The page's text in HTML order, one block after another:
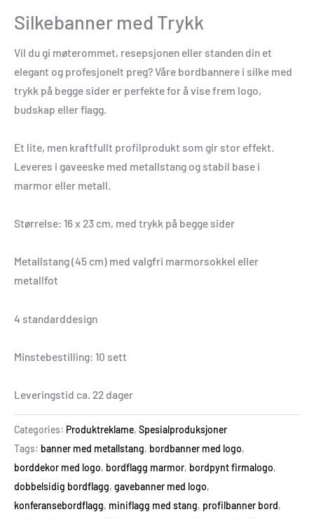
Silkebanner med Trykk
Vil du gi møterommet, resepsjonen eller standen din et
elegant og profesjonelt preg? Våre bordbannere i silke med
trykk på begge sider er perfekte for å vise frem logo,
budskap eller flagg.
Et lite, men kraftfullt profilprodukt som gir stor effekt.
Leveres i gaveeske med metallstang og stabil base i
marmor eller metall.
Størrelse: 16 x 23 cm, med trykk på begge sider
Metallstang (45 cm) med valgfri marmorsokkel eller
metallfot
4 standarddesign
Minstebestilling: 10 sett
Leveringstid ca. 22 dager
Categories: Produktreklame, Spesialproduksjoner
Tags: banner med metallstang, bordbanner med logo,
borddekor med logo, bordflagg marmor, bordpynt firmalogo,
dobbelsidig bordflagg, gavebanner med logo,
konferansebordflagg, miniflagg med stang, profilbanner bord,